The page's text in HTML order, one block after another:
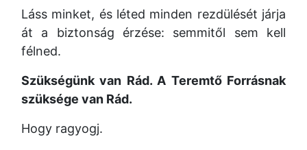
Láss minket, és léted minden rezdülését járja
át a biztonság érzése: semmitől sem kell
félned.
Szükségünk van Rád. A Teremtő Forrásnak
szüksége van Rád.
Hogy ragyogj.